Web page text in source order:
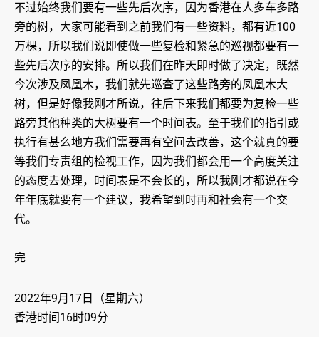
不过始终我们要有一些先后次序，因为香港在人多车多路
旁的树，大家可能看到之前我们有一些资料，都有近100
万棵，所以我们说即使做一些复检和紧急的巡视都要有一
些先后次序的安排。所以我们在昨天即时做了决定，既然
今次涉及凤凰木，我们就先巡查了这些路旁的凤凰木大
树，但是好像我刚才所说，往后下来我们都要为复检一些
路旁其他种类的大树要有一个时间表。至于我们的指引或
执行有甚么地方我们需要再有空间去改善，这个就真的要
等我们专责组的检视工作，因为我们都会用一个高度关注
的态度去处理，时间表是不会长的，所以我刚才都说在今
年年底就要有一个建议，我希望到时再和社会有一个交
代。
完
2022年9月17日（星期六）
香港时间16时09分